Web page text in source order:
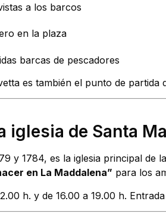
a los barcos
en la plaza
barcas de pescadores
es también el punto de
iglesia de Santa
y 1784, es la iglesia principal de
en La Maddalena” para los
h. y de 16.00 a 19.00 h.